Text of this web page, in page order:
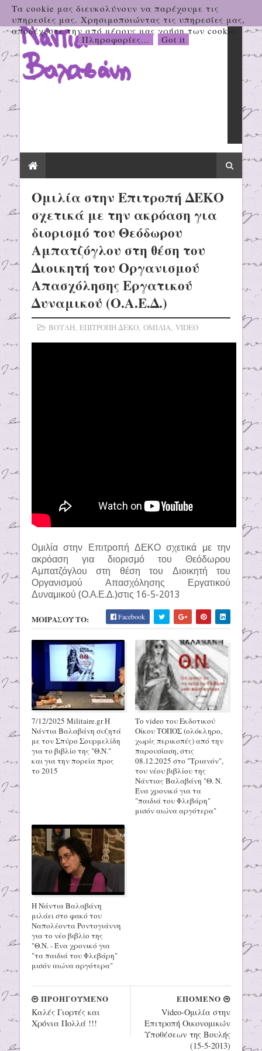
Oμιλία στην Επιτροπή ΔΕΚΟ
σχετικά με την ακρόαση για
διορισμό του Θεόδωρου
Αμπατζόγλου στη θέση του
Διοικητή του Οργανισμού
Απασχόλησης Εργατικού
Δυναμικού (Ο.Α.Ε.Δ.)
ΒΟΥΛΗ, ΕΠΙΤΡΟΠΗ ΔΕΚΟ, ΟΜΙΛΙΑ, VIDEO
Oμιλία στην Επιτροπή ΔΕΚΟ σχετικά με την
ακρόαση για διορισμό του Θεόδωρου
Αμπατζόγλου στη θέση του Διοικητή του
Οργανισμού Απασχόλησης Εργατικού
Δυναμικού (Ο.Α.Ε.Δ.)στις 16-5-2013
ΜΟΙΡΑΣΟΥ ΤΟ: Facebook
7/12/2025 Militaire.gr H
Νάντια Βαλαβάνη συζητά
με τον Σπύρο Σουρμελίδη
για το βιβλίο της "Θ.Ν."
και για την πορεία προς
το 2015
Το video του Εκδοτικού
Οίκου ΤΟΠΟΣ (ολόκληρο,
χωρίς περικοπές) από την
παρουσίαση, στις
08.12.2025 στο "Τριανόν",
του νέου βιβλίου της
Νάντιας Βαλαβάνη "Θ. Ν.
Ένα χρονικό για τα
"παιδιά του Φλεβάρη"
μισόν αιώνα αργότερα"
Η Νάντια Βαλαβάνη
μιλάει στο φακό του
Ναπολέοντα Ροντογιάννη
για το νέο βιβλίο της
"Θ.Ν. - Ένα χρονικό για
"τα παιδιά του Φλεβάρη"
μισόν αιώνα αργότερα"
ΕΠΟΜΕΝΟ
Video-Ομιλία στην
Επιτροπή Οικονομικών
Υποθέσεων της Βουλής
(15-5-2013)
ΠΡΟΗΓΟΥΜΕΝΟ
Καλές Γιορτές και
Χρόνια Πολλά !!!
Τα cookie μας διευκολύνουν να παρέχουμε τις
υπηρεσίες μας. Χρησιμοποιώντας τις υπηρεσίες μας,
αποδέχεστε την από μέρους μας χρήση των cookie.
Πληροφορίες... Got it